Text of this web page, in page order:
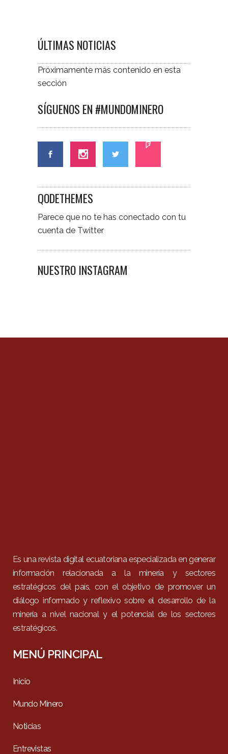
ÚLTIMAS NOTICIAS
Próximamente más contenido en esta
sección
SÍGUENOS EN #MUNDOMINERO
QODETHEMES
Parece que no te has conectado con tu
cuenta de Twitter
NUESTRO INSTAGRAM
Es una revista digital ecuatoriana especializada en generar
información relacionada a la minería y sectores
estratégicos del país, con el objetivo de promover un
diálogo informado y reflexivo sobre el desarrollo de la
minería a nivel nacional y el potencial de los sectores
estratégicos.
MENÚ PRINCIPAL
Inicio
Mundo Minero
Noticias
Entrevistas